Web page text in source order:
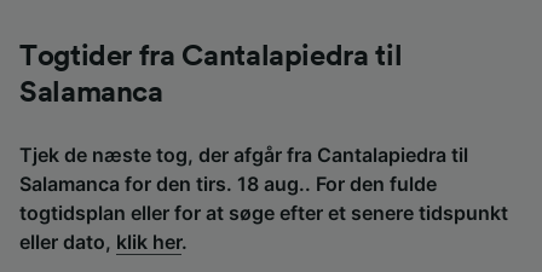
Togtider fra Cantalapiedra til
Salamanca
Tjek de næste tog, der afgår fra Cantalapiedra til
Salamanca for den tirs. 18 aug.. For den fulde
togtidsplan eller for at søge efter et senere tidspunkt
eller dato, klik her.